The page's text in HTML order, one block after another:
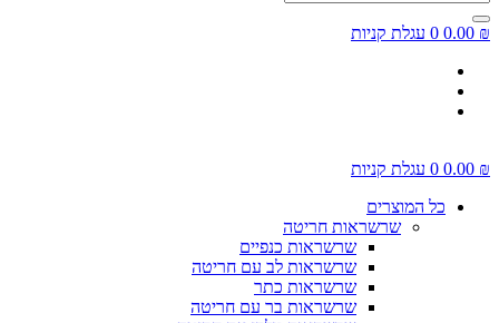
0.00 ₪
0 עגלת קניות
0.00 ₪
0 עגלת קניות
כל המוצרים
שרשראות חריטה
שרשראות כנפיים
שרשראות לב עם חריטה
שרשראות כתר
שרשראות בר עם חריטה